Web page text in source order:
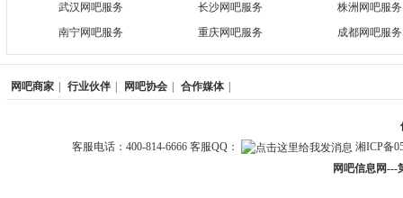
武汉网吧服务
长沙网吧服务
株洲网吧服务
南宁网吧服务
重庆网吧服务 成都网吧服务
网吧商家 行业伙伴 网吧协会 合作媒体
客服电话：400-814-6666 客服QQ：
湘ICP备
网吧信息网---